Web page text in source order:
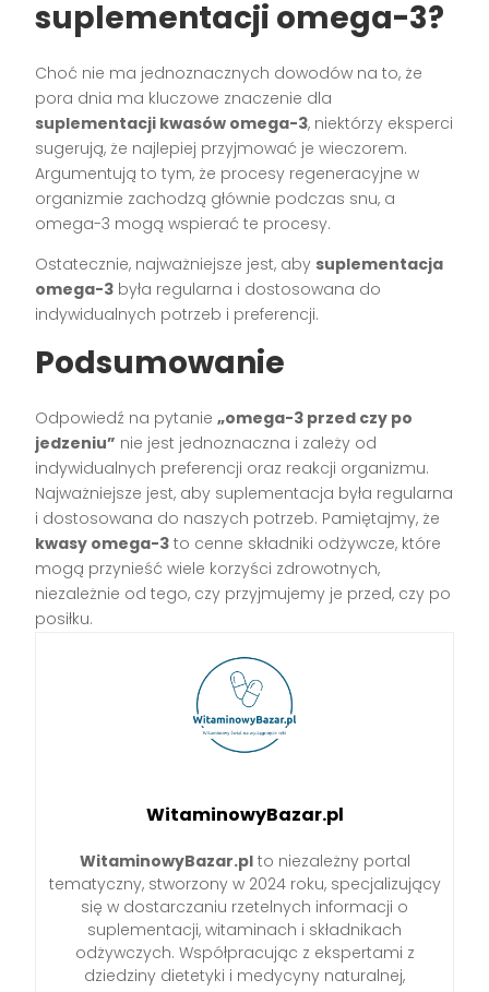
suplementacji omega-3?
Choć nie ma jednoznacznych dowodów na to, że
pora dnia ma kluczowe znaczenie dla
suplementacji kwasów omega-3, niektórzy eksperci
sugerują, że najlepiej przyjmować je wieczorem.
Argumentują to tym, że procesy regeneracyjne w
organizmie zachodzą głównie podczas snu, a
omega-3 mogą wspierać te procesy.
Ostatecznie, najważniejsze jest, aby suplementacja
omega-3 była regularna i dostosowana do
indywidualnych potrzeb i preferencji.
Podsumowanie
Odpowiedź na pytanie„omega-3 przed czy po
jedzeniu” nie jest jednoznaczna i zależy od
indywidualnych preferencji oraz reakcji organizmu.
Najważniejsze jest, aby suplementacja była regularna
i dostosowana do naszych potrzeb. Pamiętajmy, że
kwasy omega-3 to cenne składniki odżywcze, które
mogą przynieść wiele korzyści zdrowotnych,
niezależnie od tego, czy przyjmujemy je przed, czy po
posiłku.
WitaminowyBazar.pl
WitaminowyBazar.plto niezależny portal
tematyczny, stworzony w 2024 roku, specjalizujący
się w dostarczaniu rzetelnych informacji o
suplementacji, witaminach i składnikach
odżywczych. Współpracując z ekspertami z
dziedziny dietetyki i medycyny naturalnej,